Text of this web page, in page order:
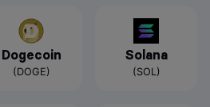
Dogecoin
(DOGE)
Solana
(SOL)